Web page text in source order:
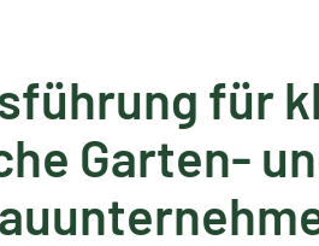
für
Garten-